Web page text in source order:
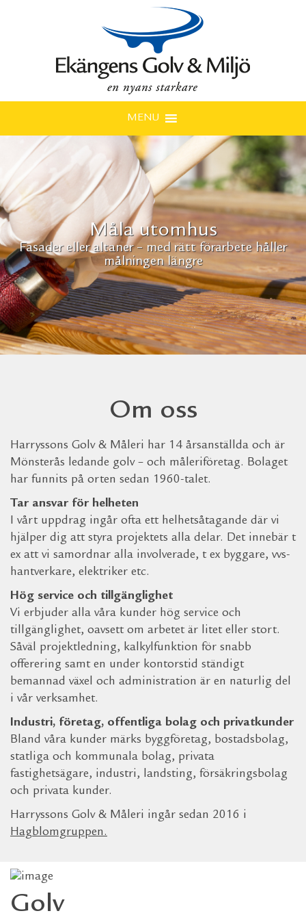
MENU
Golv
När golvet är lagt av ett proffs tål det både lek och
arbete
Måla utomhus
Fasader eller altaner – med rätt förarbete håller
målningen längre
Om oss
Harryssons Golv & Måleri har 14 årsanställda och är
Mönsterås ledande golv – och måleriföretag. Bolaget
har funnits på orten sedan 1960-talet.
Tar ansvar för helheten
I vårt uppdrag ingår ofta ett helhetsåtagande där vi
hjälper dig att styra projektets alla delar. Det innebär t
ex att vi samordnar alla involverade, t ex byggare, vvs-
hantverkare, elektriker etc.
Hög service och tillgänglighet
Vi erbjuder alla våra kunder hög service och
tillgänglighet, oavsett om arbetet är litet eller stort.
Såväl projektledning, kalkylfunktion för snabb
offerering samt en under kontorstid ständigt
bemannad växel och administration är en naturlig del
i vår verksamhet.
Industri, företag, offentliga bolag och privatkunder
Bland våra kunder märks byggföretag, bostadsbolag,
statliga och kommunala bolag, privata
fastighetsägare, industri, landsting, försäkringsbolag
och privata kunder.
Harryssons Golv & Måleri ingår sedan 2016 i
Hagblomgruppen.
Golv